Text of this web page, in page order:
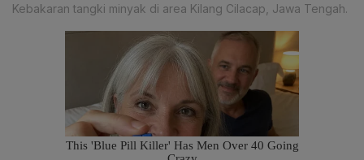
Kebakaran tangki minyak di area Kilang Cilacap, Jawa Tengah.